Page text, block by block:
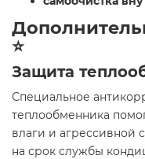
⭐
Защита
Специальное
теплообменника
влаги и агрессивной
на срок службы